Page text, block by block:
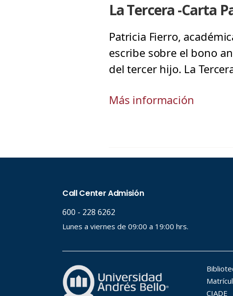
La Tercera -Carta
Patricia Fierro,
escribe sobre el bono
del tercer hijo. La
Más información